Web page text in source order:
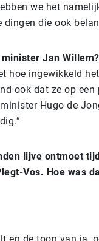
we het
die ook
Jan Willem?
hoe ingewikkeld
ook dat ze op een
Hugo de
lijve ontmoet
Vos. Hoe was
en de toon van ja,